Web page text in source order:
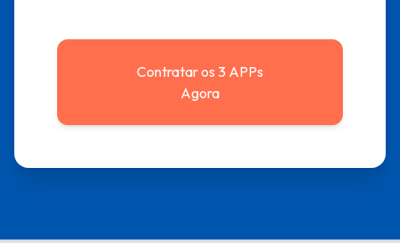
Contratar os 3 APPs
Agora